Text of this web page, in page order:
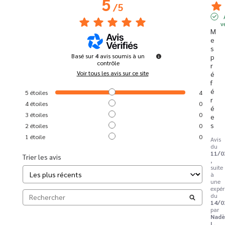
/5
Basé sur4 avis soumis à un
contrôle
Voir tous les avis sur ce site
5 étoiles
4
4étoiles
0
3 étoiles
0
2 étoiles
0
1 étoile 0
Trier les avis
M
e
s
p
r
é
f
é
r
é
e
s
Avis
du
11/
,
suite
à
une
du
14/
par